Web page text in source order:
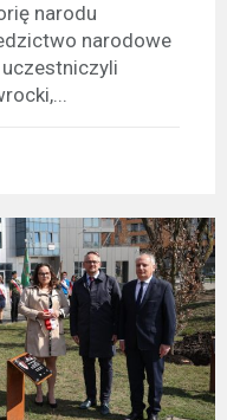
narodu
narodowe